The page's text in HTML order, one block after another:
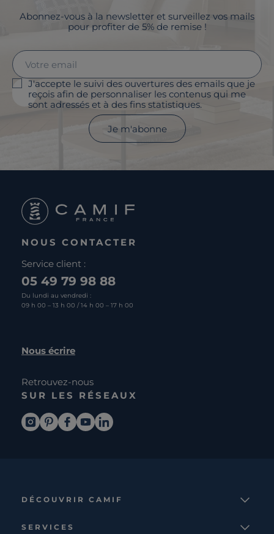
Abonnez-vous à la newsletter et surveillez vos mails
pour profiter de 5% de remise !
J'accepte le suivi des ouvertures des emails que je
reçois afin de personnaliser les contenus qui me
sont adressés et à des fins statistiques.
Je m'abonne
NOUS CONTACTER
Service client :
05 49 79 98 88
Du lundi au vendredi :
09 h 00 – 13 h 00 / 14 h 00 – 17 h 00
Nous écrire
Retrouvez-nous
SUR LES RÉSEAUX
DÉCOUVRIR CAMIF
SERVICES